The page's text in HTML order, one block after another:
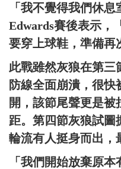
「我不覺得我們休息
Edwards賽後表示，
要穿上球鞋，準備再
此戰雖然灰狼在第三
防線全面崩潰，很快
開，該節尾聲更是被
距。第四節灰狼試圖
輪流有人挺身而出，
「我們開始放棄原